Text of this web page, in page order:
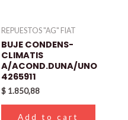
REPUESTOS "AG" FIAT
BUJE CONDENS-
CLIMATIS
A/ACOND.DUNA/UNO
4265911
$ 1.850,88
Add to cart